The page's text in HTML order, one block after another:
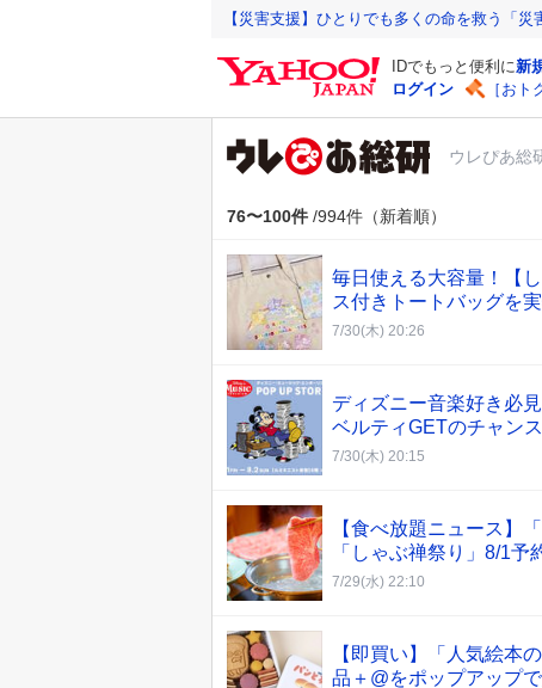
【災害支援】ひとりでも多くの命を救う「災
IDでもっと便利に新
ログイン
［お
ウレぴあ総
76〜100件 /994件（新着順）
毎日使える大容量！【
ス付きトートバッグを
7/30(木) 20:26
ディズニー音楽好き必
ベルティGETのチャン
7/30(木) 20:15
【食べ放題ニュース】
「しゃぶ禅祭り」8/1予
7/29(水) 22:10
【即買い】「人気絵本
品＋@をポップアップ